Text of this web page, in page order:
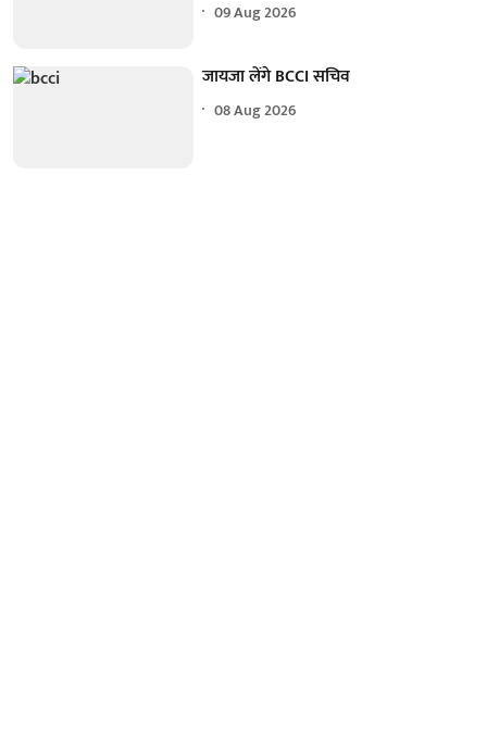
09 Aug 2026
जायजा लेंगे BCCI सचिव
08 Aug 2026